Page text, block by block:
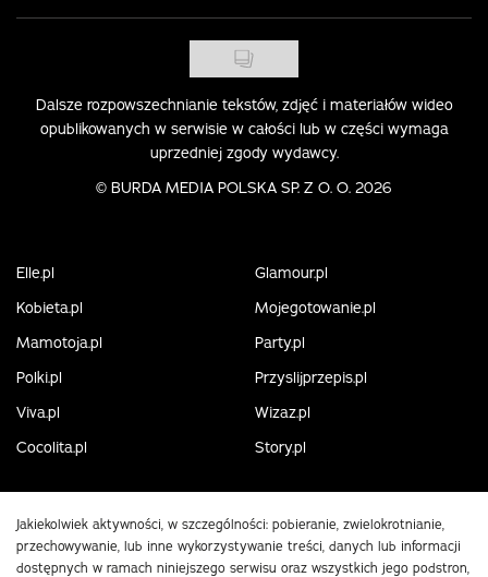
Dalsze rozpowszechnianie tekstów, zdjęć i materiałów wideo
opublikowanych w serwisie w całości lub w części wymaga
uprzedniej zgody wydawcy.
© BURDA MEDIA POLSKA SP. Z O. O. 2026
Elle.pl
Glamour.pl
Kobieta.pl
Mojegotowanie.pl
Mamotoja.pl
Party.pl
Polki.pl
Przyslijprzepis.pl
Viva.pl
Wizaz.pl
Cocolita.pl
Story.pl
Jakiekolwiek aktywności, w szczególności: pobieranie, zwielokrotnianie,
przechowywanie, lub inne wykorzystywanie treści, danych lub informacji
dostępnych w ramach niniejszego serwisu oraz wszystkich jego podstron,